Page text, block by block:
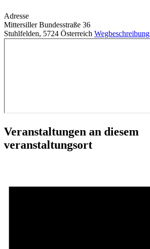
Adresse
Mittersiller Bundesstraße 36
Stuhlfelden, 5724 Österreich Wegbeschreibung
Veranstaltungen an diesem
veranstaltungsort